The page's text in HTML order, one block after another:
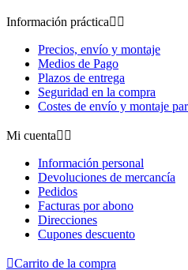
Información práctica 
Precios, envío y montaje
Medios de Pago
Plazos de entrega
Seguridad en la compra
Costes de envío y montaje
Mi cuenta 
Información personal
Devoluciones de mercancía
Pedidos
Facturas por abono
Direcciones
Cupones descuento
Carrito de la compra